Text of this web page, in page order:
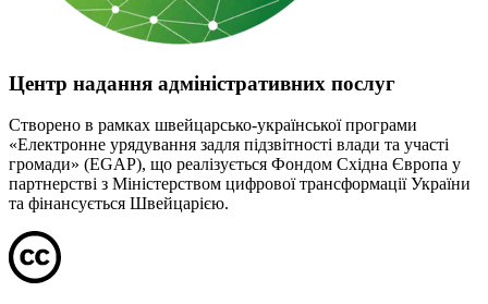
Центр надання адміністративних послуг
Створено в рамках швейцарсько-української програми
«Електронне урядування задля підзвітності влади та участі
громади» (EGAP), що реалізується Фондом Східна Європа у
партнерстві з Міністерством цифрової трансформації України
та фінансується Швейцарією.